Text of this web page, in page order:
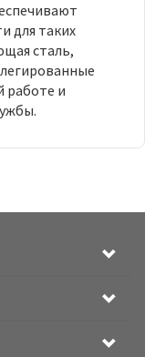
для таких
сталь,
работе и